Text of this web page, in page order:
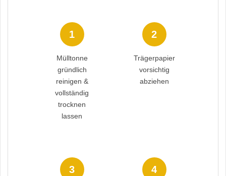
1
Mülltonne
gründlich
reinigen &
vollständig
trocknen
lassen
2
Trägerpapier
vorsichtig
abziehen
3 4